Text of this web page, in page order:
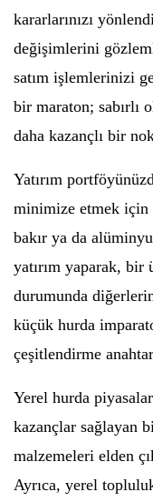
kararlarınızı
değişimlerini
satım işlemlerinizi
bir maraton; sabırlı
daha kazançlı bir
Yatırım
minimize etmek için
bakır ya da
yatırım yaparak, bir
durumunda
küçük hurda
çeşitlendirme
Yerel hurda
kazançlar sağlayan
malzemeleri elden
Ayrıca, yerel